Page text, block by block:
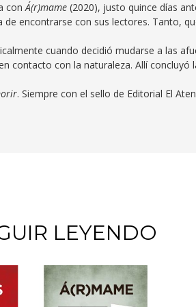
conÁ(r)mame(2020), justo quince días
encontrarse con sus lectores. Tanto,
cuando decidió mudarse a las
contacto con la naturaleza. Allí concluyó
. Siempre con el sello de Editorial El
LEYENDO